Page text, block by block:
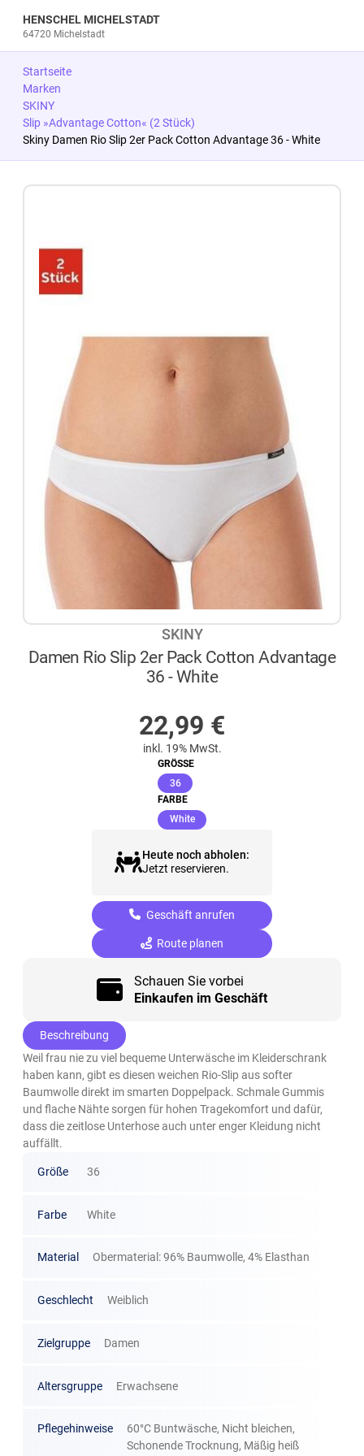
HENSCHEL MICHELSTADT
64720 Michelstadt
Startseite
Marken
SKINY
Slip »Advantage Cotton« (2 Stück)
Skiny Damen Rio Slip 2er Pack Cotton Advantage 36 - White
SKINY
Damen Rio Slip 2er Pack Cotton Advantage
36 - White
22,99 €
inkl. 19% MwSt.
GRÖSSE
36(ausgewählt)
FARBE
White(ausgewählt)
Heute noch abholen:
Jetzt reservieren.
Geschäft anrufen
Route planen
Schauen Sie vorbei
Einkaufen im Geschäft
Beschreibung
Weil frau nie zu viel bequeme Unterwäsche im Kleiderschrank
haben kann, gibt es diesen weichen Rio-Slip aus softer
Baumwolle direkt im smarten Doppelpack. Schmale Gummis
und flache Nähte sorgen für hohen Tragekomfort und dafür,
dass die zeitlose Unterhose auch unter enger Kleidung nicht
auffällt.
Größe 36
Farbe White
Material Obermaterial: 96% Baumwolle, 4% Elasthan
Geschlecht Weiblich
Zielgruppe Damen
Altersgruppe Erwachsene
Pflegehinweise
60°C Buntwäsche, Nicht bleichen,
Schonende Trocknung, Mäßig heiß